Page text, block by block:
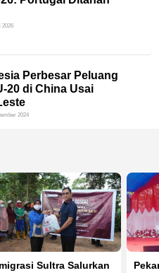
2026
Perbesar Peluang
20 di China Usai
2024
Sultra Salurkan